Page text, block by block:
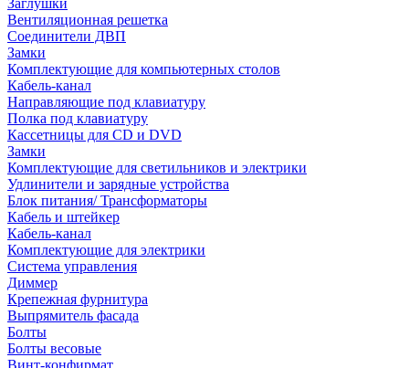
Заглушки
Вентиляционная решетка
Соединители ДВП
Замки
Комплектующие для компьютерных столов
Кабель-канал
Направляющие под клавиатуру
Полка под клавиатуру
Кассетницы для CD и DVD
Замки
Комплектующие для светильников и электрики
Удлинители и зарядные устройства
Блок питания/ Трансформаторы
Кабель и штейкер
Кабель-канал
Комплектующие для электрики
Система управления
Диммер
Крепежная фурнитура
Выпрямитель фасада
Болты
Болты весовые
Винт-конфирмат